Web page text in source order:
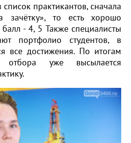
практикантов, сначала
зачётку», то есть хорошо
- 4, 5 Также специалисты
портфолио студентов, в
все достижения. По итогам
отбора уже высылается